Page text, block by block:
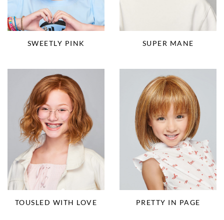
SWEETLY PINK SUPER MANE
TOUSLED WITH LOVE PRETTY IN PAGE